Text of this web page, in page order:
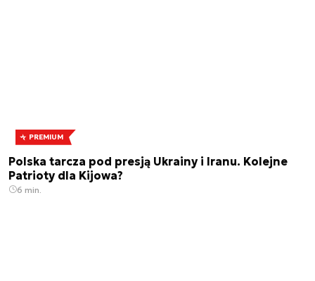
PREMIUM
Polska tarcza pod presją Ukrainy i Iranu. Kolejne
Patrioty dla Kijowa?
6 min.